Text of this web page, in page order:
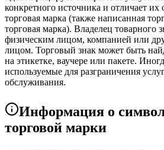
конкретного источника и отличает их
торговая марка (также написанная
торговая марка). Владелец товарного
физическим лицом, компанией или
лицом. Торговый знак может быть
на этикетке, ваучере или пакете.
используемые для разграничения
обслуживания.
Использование
Торговая марка идентифицирует
брендом для определенного блага или
Информация о
торговой марки